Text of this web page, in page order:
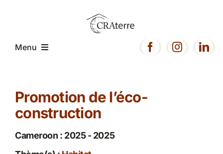
Menu
Présentation
Expertise
Promotion de l’éco-
construction
Cameroon : 2025 - 2025